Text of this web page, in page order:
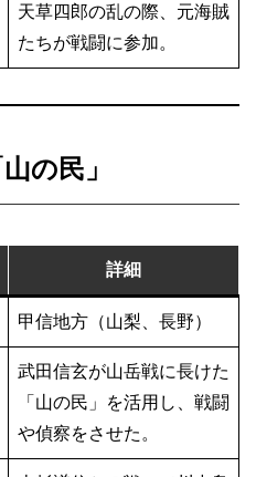
天草四郎の乱の際、元海賊
たちが戦闘に参加。
の民」
詳細
甲信地方（山梨、長野）
武田信玄が山岳戦に長けた
「山の民」を活用し、戦闘
や偵察をさせた。